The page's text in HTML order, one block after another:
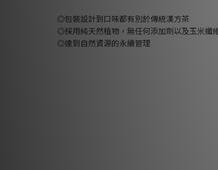
◎包裝設計到口味都有別於傳統漢方茶
◎採用純天然植物，無任何添加劑以及玉米纖
◎達到自然資源的永續管理